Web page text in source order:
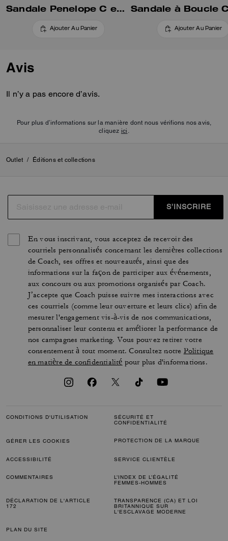
Sandale Penelope C exclusive
Ajouter Au Panier Ajouter Au Panier
Avis
Il n’y a pas encore d’avis.
Pour plus d’informations sur la manière dont nous vérifions nos avis,
cliquez ici
Outlet / Éditions et collections
S’INSCRIRE
En vous inscrivant, vous acceptez de recevoir des
courriels personnalisés concernant les dernières collections
de Coach, ses offres et nouveautés, ainsi que des
informations sur la façon de participer aux événements,
aux concours ou aux promotions organisés par Coach.
J’accepte que Coach puisse suivre mes interactions avec
ces courriels (comme leur ouverture et leurs clics) afin de
mesurer l'engagement vis-à-vis de nos communications,
personnaliser leur contenu et améliorer la performance de
nos campagnes marketing. Vous pouvez retirer votre
consentement à tout moment. Consultez notre Politique
en matière de confidentialité pour plus d'informations.
CONDITIONS D'UTILISATION
SÉCURITÉ ET
CONFIDENTIALITÉ
GÉRER LES COOKIES PROTECTION DE LA MARQUE
ACCESSIBILITÉ SERVICE CLIENTÈLE
COMMENTAIRES
L’INDEX DE L’ÉGALITÉ
FEMMES-HOMMES
DÉCLARATION DE L'ARTICLE
172
TRANSPARENCE (CA) ET LOI
BRITANNIQUE SUR
L'ESCLAVAGE MODERNE
PLAN DU SITE